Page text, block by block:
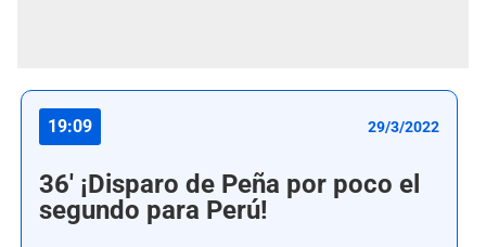
19:09 29/3/2022
36' ¡Disparo de Peña por poco el
segundo para Perú!